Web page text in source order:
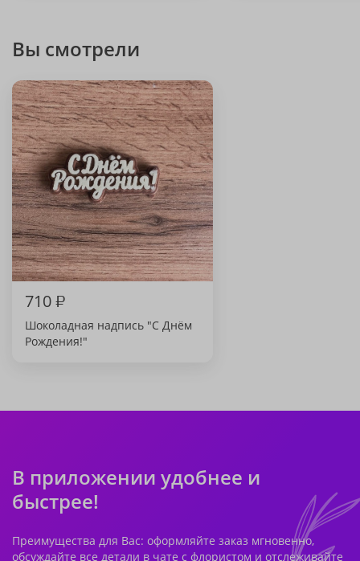
Вы смотрели
710₽
Шоколадная надпись "С Днём
Рождения!"
В приложении удобнее и
быстрее!
Преимущества для Вас: оформляйте заказ мгновенно,
обсуждайте все детали в чате с флористом и отслеживайте